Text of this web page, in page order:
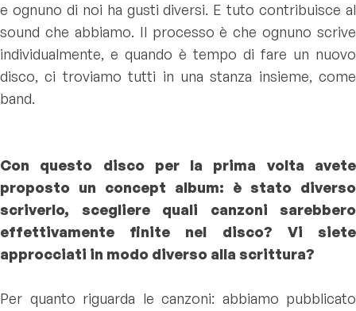
e ognuno di noi ha gusti diversi. E tuto contribuisce al
sound che abbiamo. Il processo è che ognuno scrive
individualmente, e quando è tempo di fare un nuovo
disco, ci troviamo tutti in una stanza insieme, come
band.
Con questo disco per la prima volta avete
proposto un concept album: è stato diverso
scriverlo, scegliere quali canzoni sarebbero
effettivamente finite nel disco? Vi siete
approcciati in modo diverso alla scrittura?
Per quanto riguarda le canzoni: abbiamo pubblicato